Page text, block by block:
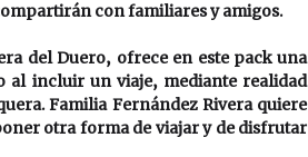
con familiares y amigos.
del Duero, ofrece en este pack una
al incluir un viaje, mediante realidad
Familia Fernández Rivera quiere
otra forma de viajar y de disfrutar